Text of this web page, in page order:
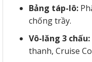
Bảng táp-lô:
chống trầy.
Vô-lăng 3 chấu:
thanh, Cruise